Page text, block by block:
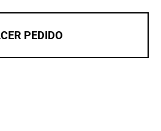
PEDIDO